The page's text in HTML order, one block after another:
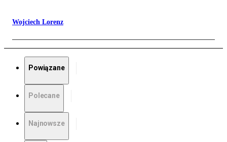
Wojciech Lorenz
Powiązane
Polecane
Najnowsze